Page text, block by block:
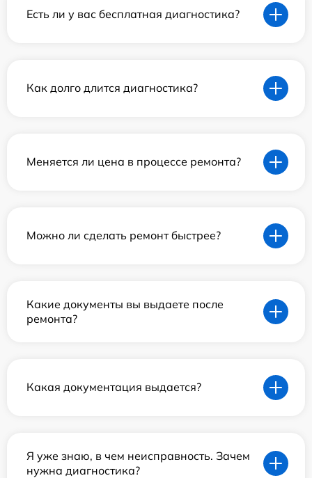
Есть ли у вас бесплатная диагностика?
Как долго длится диагностика?
Меняется ли цена в процессе ремонта?
Можно ли сделать ремонт быстрее?
Какие документы вы выдаете после
ремонта?
Какая документация выдается?
Я уже знаю, в чем неисправность. Зачем
нужна диагностика?